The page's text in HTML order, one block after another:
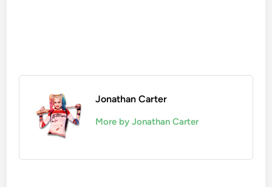
Jonathan Carter
More by Jonathan Carter